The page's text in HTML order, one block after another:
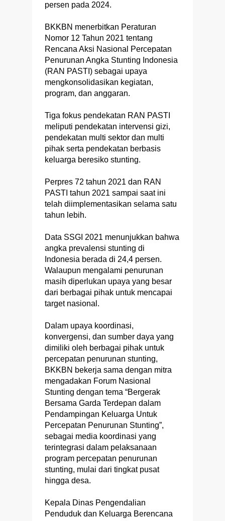
persen pada 2024.
BKKBN menerbitkan Peraturan
Nomor 12 Tahun 2021 tentang
Rencana Aksi Nasional Percepatan
Penurunan Angka Stunting Indonesia
(RAN PASTI) sebagai upaya
mengkonsolidasikan kegiatan,
program, dan anggaran.
Tiga fokus pendekatan RAN PASTI
meliputi pendekatan intervensi gizi,
pendekatan multi sektor dan multi
pihak serta pendekatan berbasis
keluarga beresiko stunting.
Perpres 72 tahun 2021 dan RAN
PASTI tahun 2021 sampai saat ini
telah diimplementasikan selama satu
tahun lebih.
Data SSGI 2021 menunjukkan bahwa
angka prevalensi stunting di
Indonesia berada di 24,4 persen.
Walaupun mengalami penurunan
masih diperlukan upaya yang besar
dari berbagai pihak untuk mencapai
target nasional.
Dalam upaya koordinasi,
konvergensi, dan sumber daya yang
dimiliki oleh berbagai pihak untuk
percepatan penurunan stunting,
BKKBN bekerja sama dengan mitra
mengadakan Forum Nasional
Stunting dengan tema “Bergerak
Bersama Garda Terdepan dalam
Pendampingan Keluarga Untuk
Percepatan Penurunan Stunting”,
sebagai media koordinasi yang
terintegrasi dalam pelaksanaan
program percepatan penurunan
stunting, mulai dari tingkat pusat
hingga desa.
Kepala Dinas Pengendalian
Penduduk dan Keluarga Berencana